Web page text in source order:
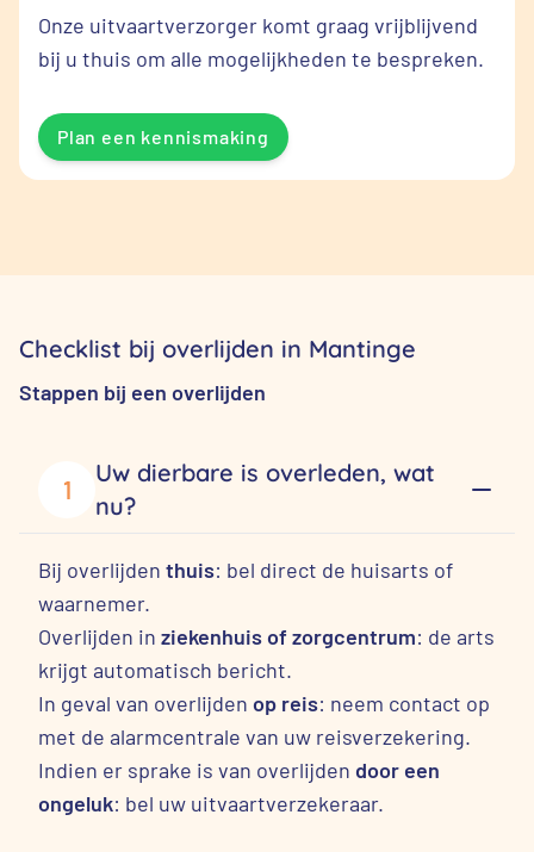
Onze uitvaartverzorger komt graag vrijblijvend
bij u thuis om alle mogelijkheden te bespreken.
Plan een kennismaking
Checklist bij overlijden in Mantinge
Stappen bij een overlijden
1
Uw dierbare is overleden, wat
nu?
Bij overlijden thuis: bel direct de huisarts of
waarnemer.
Overlijden in ziekenhuis of zorgcentrum: de arts
krijgt automatisch bericht.
In geval van overlijden op reis: neem contact op
met de alarmcentrale van uw reisverzekering.
Indien er sprake is van overlijden door een
ongeluk: bel uw uitvaartverzekeraar.